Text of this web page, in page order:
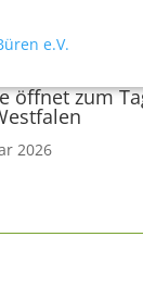
öffnet zum
2026